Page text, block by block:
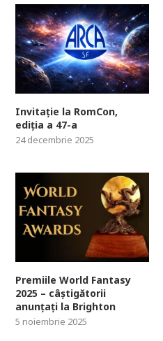
Invitație la RomCon,
ediția a 47-a
24 decembrie 2025
Premiile World Fantasy
2025 – câștigătorii
anunțați la Brighton
5 noiembrie 2025